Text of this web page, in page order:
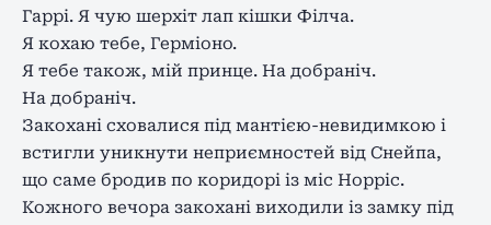
Гаррі. Я чую шерхіт лап кішки Філча.
Я кохаю тебе, Герміоно.
Я тебе також, мій принце. На добраніч.
На добраніч.
Закохані сховалися під мантією-невидимкою і
встигли уникнути неприємностей від Снейпа,
що саме бродив по коридорі із міс Норріс.
Кожного вечора закохані виходили із замку під